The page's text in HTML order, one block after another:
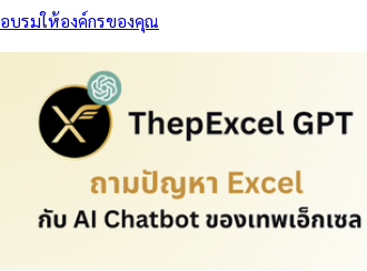
อบรมให้องค์กรของคุณ